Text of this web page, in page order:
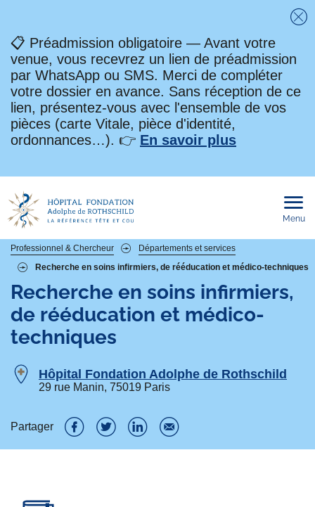
📋 Préadmission obligatoire — Avant votre
venue, vous recevrez un lien de préadmission
par WhatsApp ou SMS. Merci de compléter
votre dossier en avance. Sans réception de ce
lien, présentez-vous avec l'ensemble de vos
pièces (carte Vitale, pièce d'identité,
ordonnances…). 👉 En savoir plus
Menu
Fil
d'Ariane
Professionnel & Chercheur
Départements et services
Recherche en soins infirmiers, de rééducation et médico-techniques
Recherche en soins infirmiers,
de rééducation et médico-
techniques
Hôpital Fondation Adolphe de Rothschild
29 rue Manin, 75019 Paris
Partager
P
P
P
P